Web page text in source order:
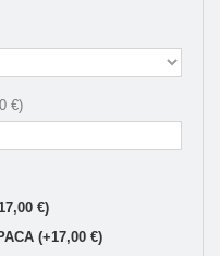
€)
€)
(+17,00 €)